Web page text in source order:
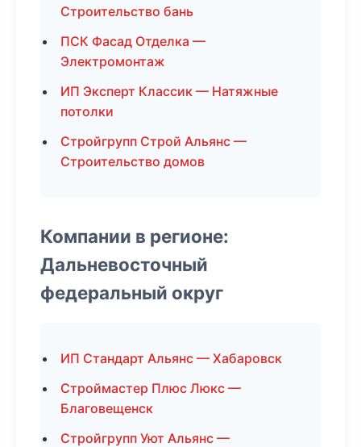
Строительство бань
ПСК Фасад Отделка —
Электромонтаж
ИП Эксперт Классик — Натяжные
потолки
Стройгрупп Строй Альянс —
Строительство домов
Компании в регионе:
Дальневосточный
федеральный округ
ИП Стандарт Альянс — Хабаровск
Строймастер Плюс Люкс —
Благовещенск
Стройгрупп Уют Альянс —